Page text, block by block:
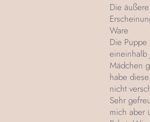
Die äußere
Ware
Die
eineinhalb
Mädchen
habe
nicht
Sehr
mich aber